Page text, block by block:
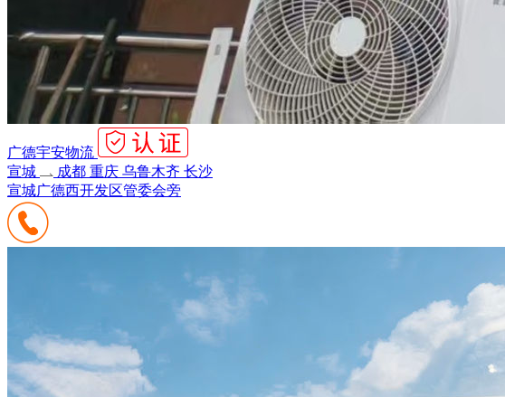
广德宇安物流
宣城
成都 重庆 乌鲁木齐 长沙
宣城广德西开发区管委会旁